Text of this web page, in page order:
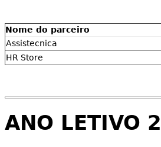
Nome do parceiro
Assistecnica
HR Store
ANO LETIVO